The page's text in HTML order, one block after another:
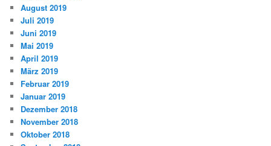
August 2019
Juli 2019
Juni 2019
Mai 2019
April 2019
März 2019
Februar 2019
Januar 2019
Dezember 2018
November 2018
Oktober 2018